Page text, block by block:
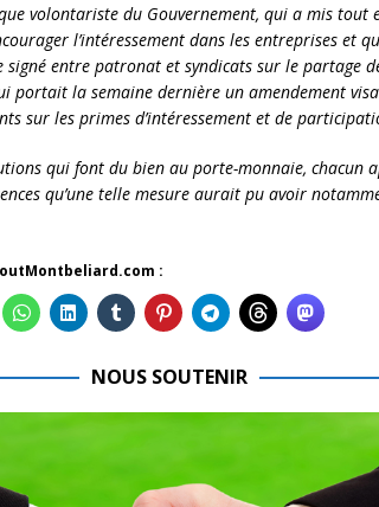
volontariste du Gouvernement, qui a mis tout
l’intéressement dans les entreprises et
signé entre patronat et syndicats sur le partage
portait la semaine dernière un amendement
sur les primes d’intéressement et de
qui font du bien au porte-monnaie, chacun
qu’une telle mesure aurait pu avoir
:
NOUS SOUTENIR